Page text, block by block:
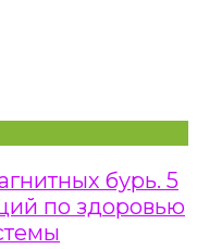
бурь. 5
по здоровью